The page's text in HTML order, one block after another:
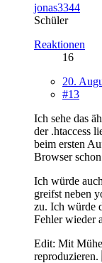
jonas3344
Schüler
Reaktionen
16
20.
#13
Ich sehe das
der .htaccess
beim ersten
Browser
Ich würde
greifst neben
zu. Ich würde
Fehler wieder
Edit: Mit Mühe
reproduzieren.